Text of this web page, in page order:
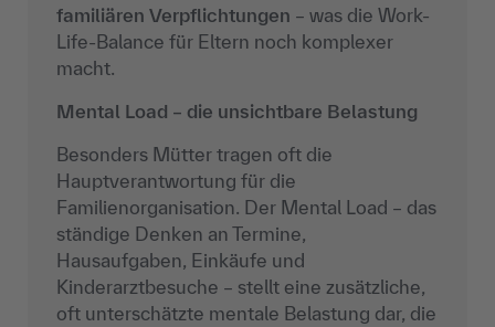
familiären Verpflichtungen – was die Work-
Life-Balance für Eltern noch komplexer
macht.
Mental Load – die unsichtbare Belastung
Besonders Mütter tragen oft die
Hauptverantwortung für die
Familienorganisation. Der Mental Load – das
ständige Denken an Termine,
Hausaufgaben, Einkäufe und
Kinderarztbesuche – stellt eine zusätzliche,
oft unterschätzte mentale Belastung dar, die